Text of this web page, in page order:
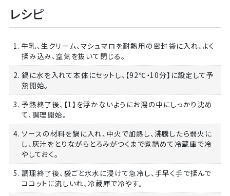
レシピ
1. 牛乳、生クリーム、マシュマロを耐熱用の密封袋に入れ、よく
揉み込み、空気を抜いて閉じる。
2. 鍋に水を入れて本体にセットし、【92℃・10分】に設定して予
熱開始。
3. 予熱終了後、【1】を浮かないようにお湯の中にしっかり沈め
て、調理開始。
4. ソースの材料を鍋に入れ、中火で加熱し、沸騰したら弱火に
し、灰汁をとりながらとろみがつくまで煮詰めて冷蔵庫で冷
やしておく。
5. 調理終了後、袋ごと氷水に浸けて急冷し、手早く手で揉んで
ココットに流しいれ、冷蔵庫で冷やす。